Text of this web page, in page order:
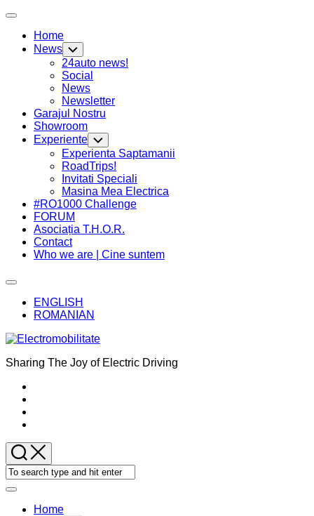
Skip
content
Expand
Home
News Toggle
Child
Menu
24auto news!
Social
News
Newsletter
Garajul Nostru
Showroom
Experiente Toggle
Child
Menu
Experienta Saptamanii
RoadTrips!
Invitati Speciali
Current
Page
Parent
Masina Mea Electrica
#RO1000 Challenge
FORUM
Asociația T.H.O.R.
Contact
Who we are | Cine suntem
Expand
ENGLISH
ROMANIAN
Sharing The Joy of Electric Driving
Expand
Home